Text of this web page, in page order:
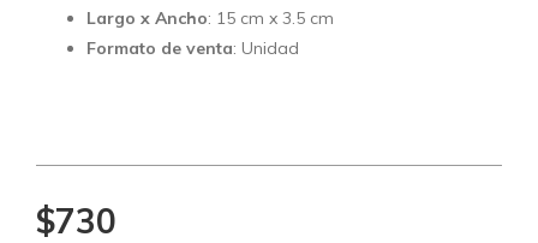
Largo x Ancho: 15 cm x 3.5 cm
Formato de venta: Unidad
$730